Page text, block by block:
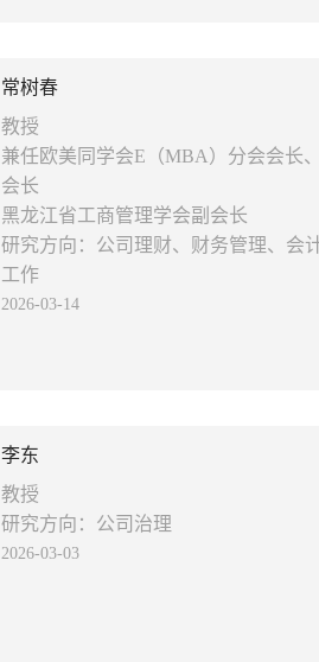
常树春
教授
兼任欧美同学会E（MBA）分会会长
会长
黑龙江省工商管理学会副会长
研究方向：公司理财、财务管理、会
工作
2026-03-14
李东
教授
研究方向：公司治理
2026-03-03